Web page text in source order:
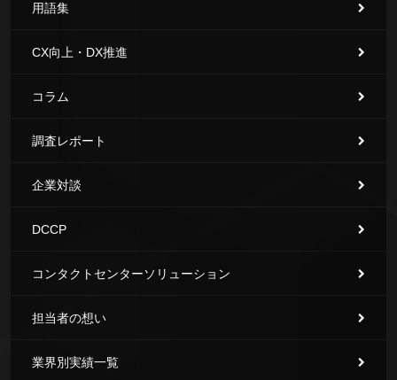
用語集
CX向上・DX推進
コラム
調査レポート
企業対談
DCCP
コンタクトセンターソリューション
担当者の想い
業界別実績一覧